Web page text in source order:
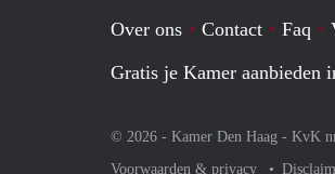
Over ons Contact Faq
Gratis je Kamer aanbieden
© 2026 - Kamer Den Haag - KvK
Voorwaarden & privacy